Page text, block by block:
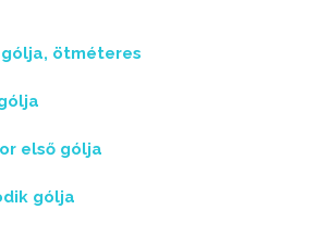
gólja, ötméteres
első gólja
gólja